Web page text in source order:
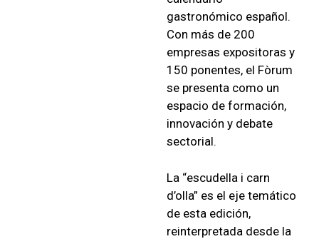
gastronómico español.
Con más de 200
empresas expositoras y
150 ponentes, el Fòrum
se presenta como un
espacio de formación,
innovación y debate
sectorial.
La “escudella i carn
d’olla” es el eje temático
de esta edición,
reinterpretada desde la